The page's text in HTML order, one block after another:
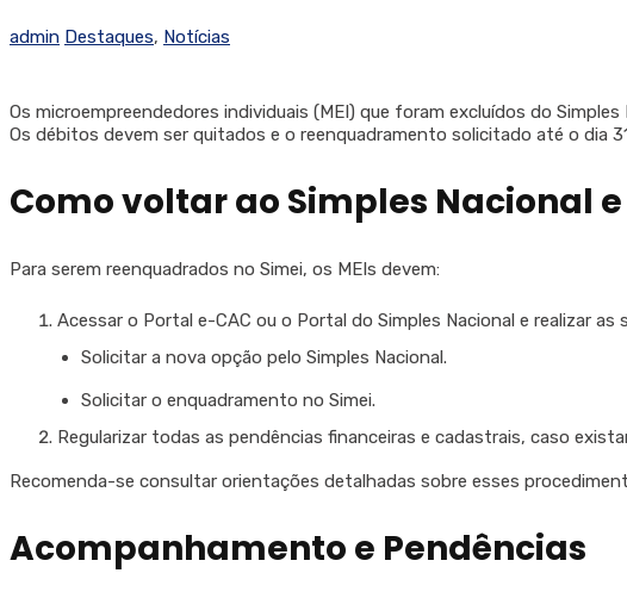
admin Destaques, Notícias
Os microempreendedores individuais (MEI) que foram excluídos do
Os débitos devem ser quitados e o reenquadramento solicitado até o dia
Como voltar ao Simples Nacional e
Para serem reenquadrados no Simei, os MEIs devem:
Acessar o Portal e-CAC ou o Portal do Simples Nacional e realizar as
Solicitar a nova opção pelo Simples Nacional.
Solicitar o enquadramento no Simei.
Regularizar todas as pendências financeiras e cadastrais, caso
Recomenda-se consultar orientações detalhadas sobre esses
Acompanhamento e Pendências